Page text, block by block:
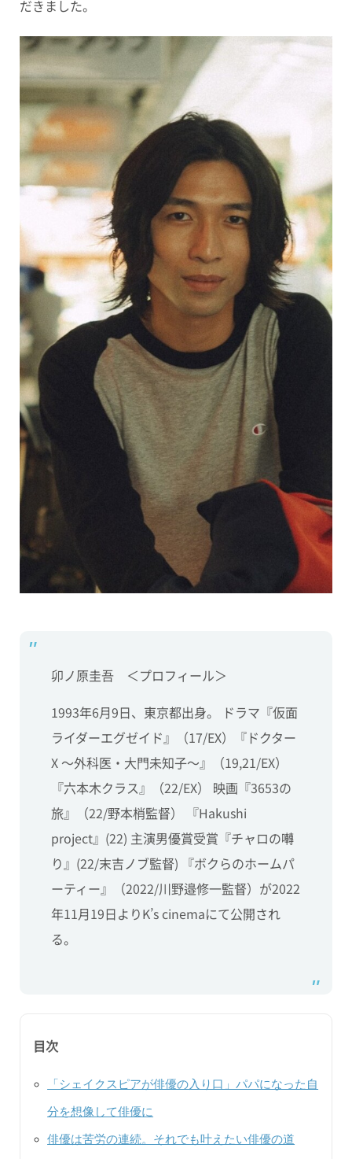
だきました。
卯ノ原圭吾 ＜プロフィール＞
1993年6月9日、東京都出身。 ドラマ『仮面
ライダーエグゼイド』（17/EX）『ドクター
X 〜外科医・大門未知子〜』（19,21/EX）
『六本木クラス』（22/EX） 映画『3653の
旅』（22/野本梢監督） 『Hakushi
project』(22) 主演男優賞受賞『チャロの囀
り』(22/末吉ノブ監督) 『ボクらのホームパ
ーティー』（2022/川野邉修一監督）が2022
年11月19日よりK’s cinemaにて公開され
る。
目次
「シェイクスピアが俳優の入り口」パパになった自
分を想像して俳優に
俳優は苦労の連続。それでも叶えたい俳優の道